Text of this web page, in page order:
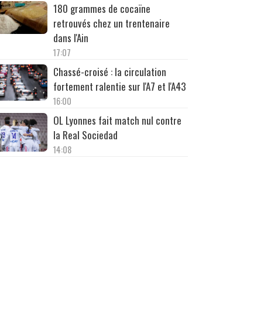
180 grammes de cocaïne
retrouvés chez un trentenaire
dans l'Ain
17:07
Chassé-croisé : la circulation
fortement ralentie sur l'A7 et l'A43
16:00
OL Lyonnes fait match nul contre
la Real Sociedad
14:08